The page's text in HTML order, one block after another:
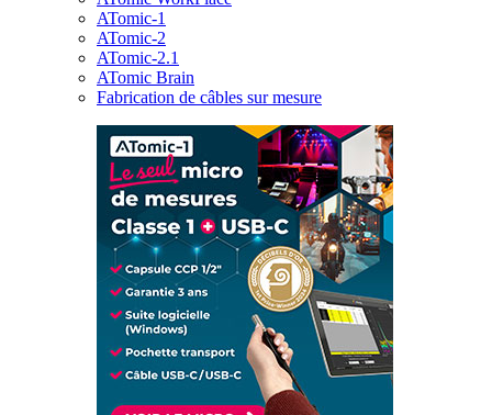
ATomic-1
ATomic-2
ATomic-2.1
ATomic Brain
Fabrication de câbles sur mesure